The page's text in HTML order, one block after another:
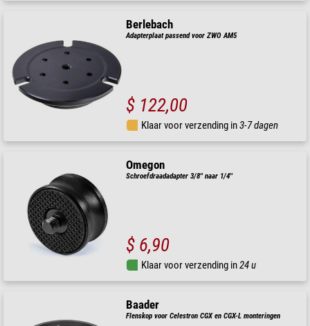
Berlebach
Adapterplaat passend voor ZWO AM5
$ 122,00
Klaar voor verzending in3-7 dagen
Omegon
Schroefdraadadapter 3/8'' naar 1/4''
$ 6,90
Klaar voor verzending in24 u
Baader
Flenskop voor Celestron CGX en CGX-L monteringen